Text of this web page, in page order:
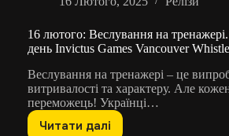
16 лютого: Веслування на
день Invictus Games Vancouver
Веслування на тренажері – це
витривалості та характеру. Але
переможець! Українці…
Читати далі
16